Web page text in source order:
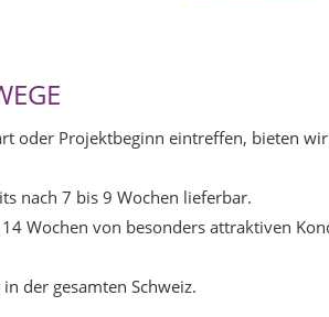
oder Projektbeginn eintreffen, bieten
nach 7 bis 9 Wochen lieferbar.
Wochen von besonders attraktiven
der gesamten Schweiz.